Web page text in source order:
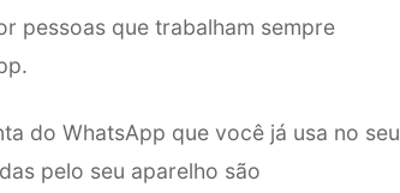
pessoas que trabalham sempre
do WhatsApp que você já usa no seu
pelo seu aparelho são